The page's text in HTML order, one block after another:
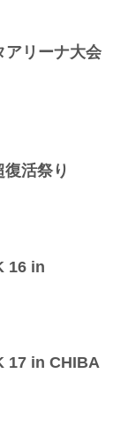
東京ライン（宇都
たま新都心」駅か
体 番組名・その
FF公式
アリーナ大会
復活祭り
16 in
17 in CHIBA